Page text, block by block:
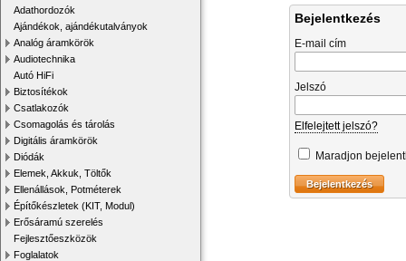
Adathordozók
Ajándékok, ajándékutalványok
Analóg áramkörök
Audiotechnika
Autó HiFi
Biztosítékok
Csatlakozók
Csomagolás és tárolás
Digitális áramkörök
Diódák
Elemek, Akkuk, Töltők
Ellenállások, Potméterek
Építőkészletek (KIT, Modul)
Erősáramú szerelés
Fejlesztőeszközök
Foglalatok
Bejelentkezés
E-mail cím
Jelszó
Elfelejtett jelszó?
Maradjon